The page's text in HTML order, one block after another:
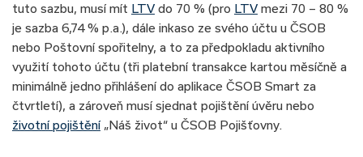
tuto sazbu, musí mít LTV do 70 % (pro LTV mezi 70 – 80 %
je sazba 6,74 % p.a.), dále inkaso ze svého účtu u ČSOB
nebo Poštovní spořitelny, a to za předpokladu aktivního
využití tohoto účtu (tři platební transakce kartou měsíčně a
minimálně jedno přihlášení do aplikace ČSOB Smart za
čtvrtletí), a zároveň musí sjednat pojištění úvěru nebo
životní pojištění„Náš život“ u ČSOB Pojišťovny.